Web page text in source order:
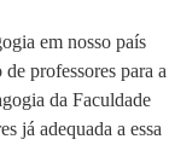
em nosso país
professores para a
da Faculdade
já adequada a essa